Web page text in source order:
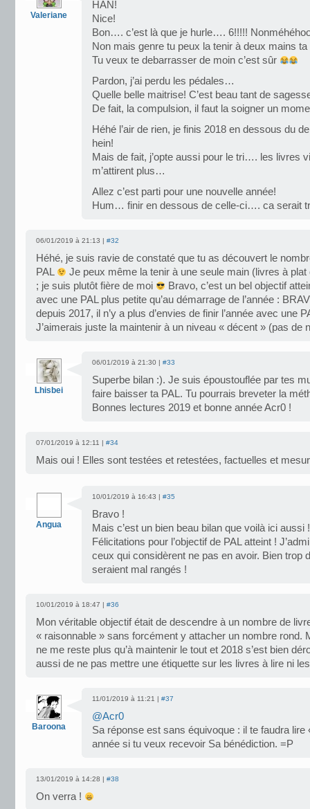
Valeriane
HAN!
Nice!
Bon…. c’est là que je hurle…. 6!!!!!
Non mais genre tu peux la tenir à deux mains ta
Tu veux te debarrasser de moin c’est sûr
Pardon, j’ai perdu les pédales…
Quelle belle maitrise! C’est beau tant de
De fait, la compulsion, il faut la soigner un
Héhé l’air de rien, je finis 2018 en dessous du
hein!
Mais de fait, j’opte aussi pour le tri…. les livres
m’attirent plus…
Allez c’est parti pour une nouvelle année!
Hum… finir en dessous de celle-ci…. ca serait
06/01/2019 à 21:13 | #32
Héhé, je suis ravie de constaté que tu as découvert le
PAL
Je peux même la tenir à une seule main (livres à
; je suis plutôt fière de moi
Bravo, c’est un bel objectif
avec une PAL plus petite qu’au démarrage de l’année :
depuis 2017, il n’y a plus d’envies de finir l’année avec une
J’aimerais juste la maintenir à un niveau « décent » (pas de
Lhisbei
06/01/2019 à 21:30 | #33
Superbe bilan :). Je suis époustouflée par tes
faire baisser ta PAL. Tu pourrais breveter la
Bonnes lectures 2019 et bonne année Acr0 !
07/01/2019 à 12:11 | #34
Mais oui ! Elles sont testées et retestées, factuelles et
Angua
10/01/2019 à 16:43 | #35
Bravo !
Mais c’est un bien beau bilan que voilà ici aussi !
Félicitations pour l’objectif de PAL atteint !
ceux qui considèrent ne pas en avoir. Bien trop
seraient mal rangés !
10/01/2019 à 18:47 | #36
Mon véritable objectif était de descendre à un nombre de
« raisonnable » sans forcément y attacher un nombre rond.
ne me reste plus qu’à maintenir le tout et 2018 s’est bien
aussi de ne pas mettre une étiquette sur les livres à lire ni
Baroona
11/01/2019 à 11:21 | #37
@Acr0
Sa réponse est sans équivoque : il te faudra
année si tu veux recevoir Sa bénédiction. =P
13/01/2019 à 14:28 | #38
On verra !